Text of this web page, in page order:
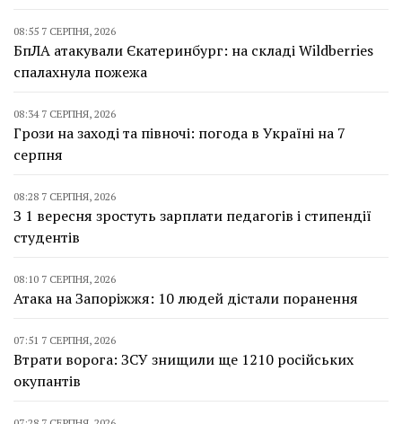
08:55 7 СЕРПНЯ, 2026
БпЛА атакували Єкатеринбург: на складі Wildberries
спалахнула пожежа
08:34 7 СЕРПНЯ, 2026
Грози на заході та півночі: погода в Україні на 7
серпня
08:28 7 СЕРПНЯ, 2026
З 1 вересня зростуть зарплати педагогів і стипендії
студентів
08:10 7 СЕРПНЯ, 2026
Атака на Запоріжжя: 10 людей дістали поранення
07:51 7 СЕРПНЯ, 2026
Втрати ворога: ЗСУ знищили ще 1210 російських
окупантів